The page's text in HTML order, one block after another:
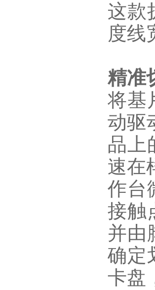
这款
度线
精准
将基
动驱
品上
速在
作台
接触
并由
确定
卡盘